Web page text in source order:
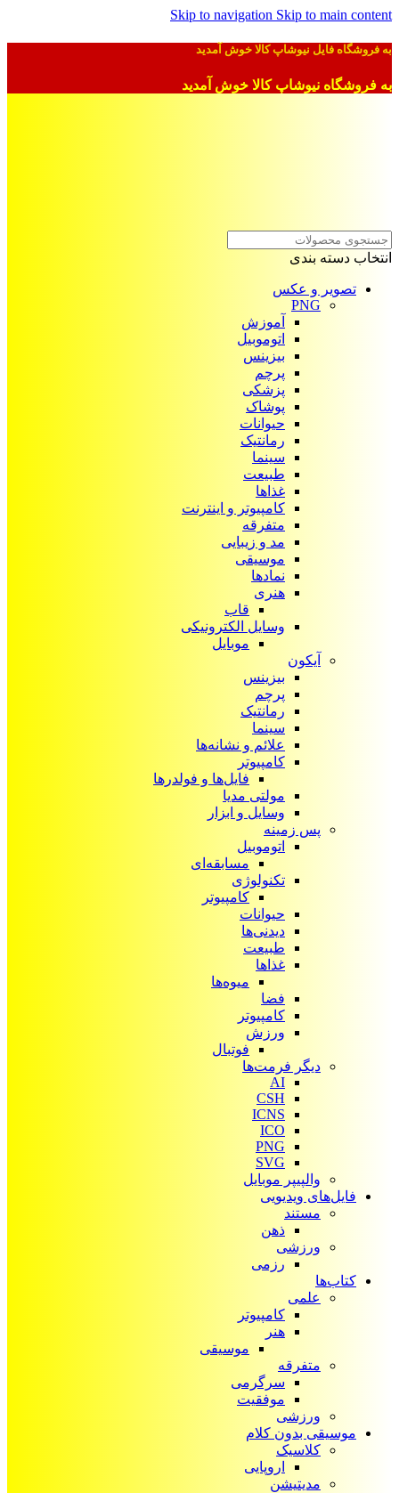
Skip to navigation Skip to main content
به فروشگاه فایل نیوشاپ کالا خوش آمدید
به فروشگاه نیوشاپ کالا خوش آمدید
انتخاب دسته بندی
تصویر و عکس
PNG
آموزش
اتوموبیل
بیزینس
پرچم
پزشکی
پوشاک
حیوانات
رمانتیک
سینما
طبیعت
غذاها
کامپیوتر و اینترنت
متفرقه
مد و زیبایی
موسیقی
نمادها
هنری
قاب
وسایل الکترونیکی
موبایل
آیکون‌
بیزینس
پرچم
رمانتیک
سینما
علائم و نشانه‌ها
کامپیوتر
فایل‌ها و فولدرها
مولتی مدیا
وسایل و ابزار
پس زمینه
اتوموبیل
مسابقه‌ای
تکنولوژی
کامپیوتر
حیوانات
دیدنی‌ها
طبیعت
غذاها
میوه‌ها
فضا
کامپیوتر
ورزش
فوتبال
دیگر فرمت‌ها
AI
CSH
ICNS
ICO
PNG
SVG
والپیپر موبایل
فایل‌های ویدیویی
مستند
ذهن
ورزشی
رزمی
کتاب‌ها
علمی
کامپیوتر
هنر
موسیقی
متفرقه
سرگرمی
موفقیت
ورزشی
موسیقی بدون کلام
کلاسیک
اروپایی
مدیتیشن